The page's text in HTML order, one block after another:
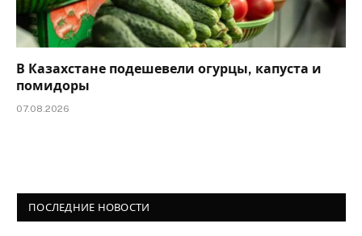
В Казахстане подешевели огурцы, капуста и
помидоры
07.08.2026
ПОСЛЕДНИЕ НОВОСТИ